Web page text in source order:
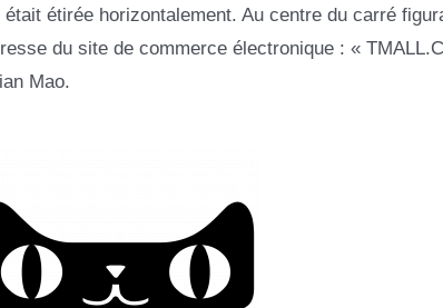
étirée horizontalement. Au centre du carré
du site de commerce électronique : «
Mao.